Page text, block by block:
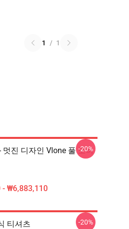
1 / 1
멋진 디자인 Vlone 풀 오버
₩6,883,110
-20%
티셔츠 -20%